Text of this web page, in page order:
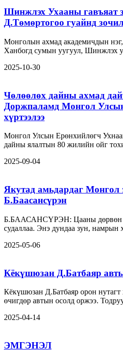
Шинжлэх Ухааны гавъяат
Д.Төмөртогоо гуайнд
Монголын ахмад академичдын
Ханбогд сумын уугуул, Шинжлэх
2025-10-30
Чөлөөлөх дайны ахмад
Доржпаламд Монгол
хүртээлээ
Монгол Улсын Ерөнхийлөгч
дайны ялалтын 80 жилийн ойг
2025-09-04
Якутад амьдардаг Монгол
Б.Баасансүрэн
Б.БААСАНСҮРЭН: Цааны дөрвөн
судаллаа. Энэ дундаа зун, намрын
2025-05-06
Кёкүшюзан Д.Батбаяр
Кёкүшюзан Д.Батбаяр орон
өчигдөр автын осолд оржээ.
2025-04-14
ЭМГЭНЭЛ